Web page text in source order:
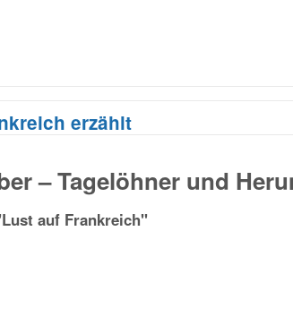
erzählt
– Tagelöhner und
auf Frankreich"